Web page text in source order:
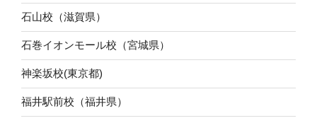
石山校（滋賀県）
石巻イオンモール校（宮城県）
神楽坂校(東京都)
福井駅前校（福井県）